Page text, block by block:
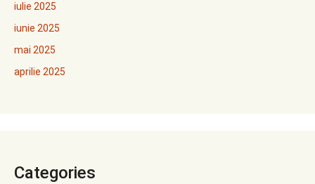
iulie 2025
iunie 2025
mai 2025
aprilie 2025
Categories